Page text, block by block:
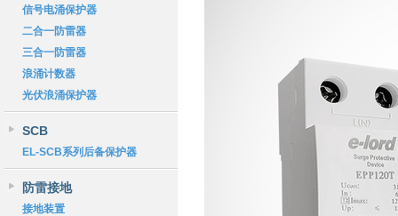
信号电涌保护器
二合一防雷器
三合一防雷器
浪涌计数器
光伏浪涌保护器
SCB
EL-SCB系列后备保护器
防雷接地
接地装置